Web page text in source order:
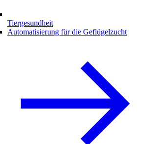
Tiergesundheit
Automatisierung für die Geflügelzucht